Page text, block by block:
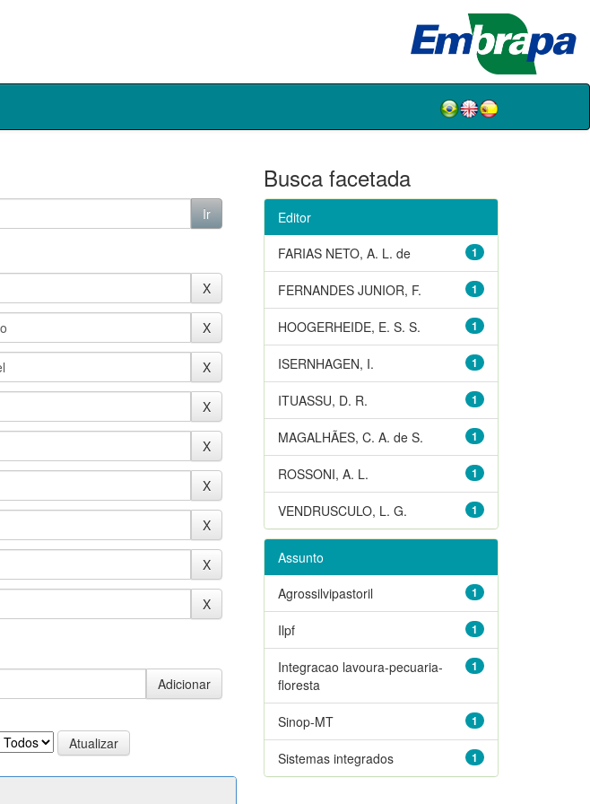
Busca facetada
Editor
1
FARIAS NETO, A. L. de
1
FERNANDES JUNIOR, F.
1
HOOGERHEIDE, E. S. S.
1
ISERNHAGEN, I.
1
ITUASSU, D. R.
1
MAGALHÃES, C. A. de S.
1
ROSSONI, A. L.
1
VENDRUSCULO, L. G.
Assunto
1
Agrossilvipastoril
1
Ilpf
1
Integracao lavoura-pecuaria-
floresta
1
Sinop-MT
1
Sistemas integrados